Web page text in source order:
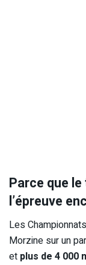
Parce que
l’épreuve
Les
Morzine sur un
et plus de 4